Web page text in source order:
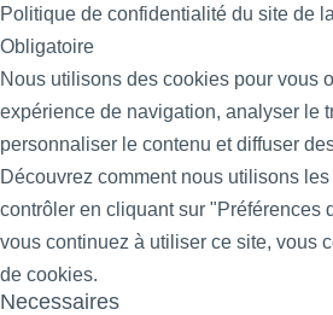
Politique de confidentialité du site de
Obligatoire
Nous utilisons des cookies pour vous
expérience de navigation, analyser le
personnaliser le contenu et diffuser
Découvrez comment nous utilisons
contrôler en cliquant sur "Préférences
vous continuez à utiliser ce site, vous
de cookies.
Necessaires